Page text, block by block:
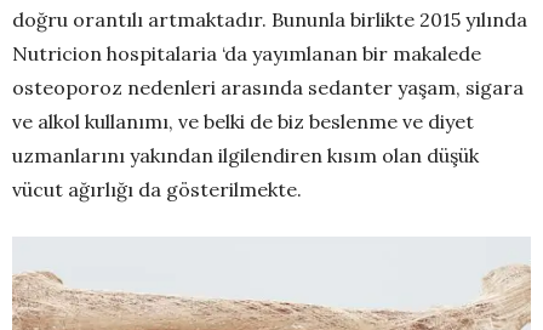
doğru orantılı artmaktadır. Bununla birlikte 2015 yılında
Nutricion hospitalaria ‘da yayımlanan bir makalede
osteoporoz nedenleri arasında sedanter yaşam, sigara
ve alkol kullanımı, ve belki de biz beslenme ve diyet
uzmanlarını yakından ilgilendiren kısım olan düşük
vücut ağırlığı da gösterilmekte.